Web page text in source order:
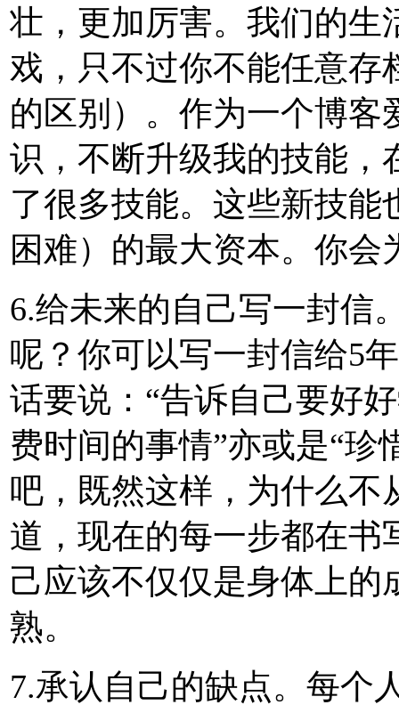
壮，更加厉害。我们的生
戏，只不过你不能任意存
的区别）。作为一个博客
识，不断升级我的技能，
了很多技能。这些新技能
困难）的最大资本。你
6.给未来的自己写一封信
呢？你可以写一封信给5
话要说：“告诉自己要好
费时间的事情”亦或是“
吧，既然这样，为什么不
道，现在的每一步都在书
己应该不仅仅是身体上的
熟。
7.承认自己的缺点。每个